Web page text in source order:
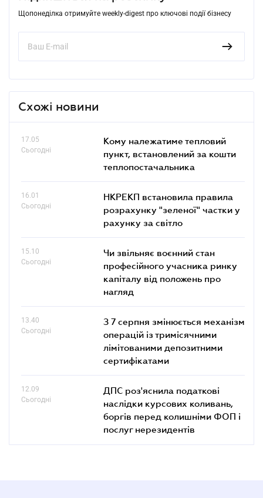
Щопонеділка отримуйте weekly-digest про ключові події бізнесу
Схожі новини
17.05
Сьогодні
Кому належатиме тепловий
пункт, встановлений за кошти
теплопостачальника
16.01
Сьогодні
НКРЕКП встановила правила
розрахунку "зеленої" частки у
рахунку за світло
15.10
Сьогодні
Чи звільняє воєнний стан
професійного учасника ринку
капіталу від положень про
нагляд
13.40
Сьогодні
З 7 серпня змінюється механізм
операцій із тримісячними
лімітованими депозитними
сертифікатами
12.09
Сьогодні
ДПС роз'яснила податкові
наслідки курсових коливань,
боргів перед колишніми ФОП і
послуг нерезидентів